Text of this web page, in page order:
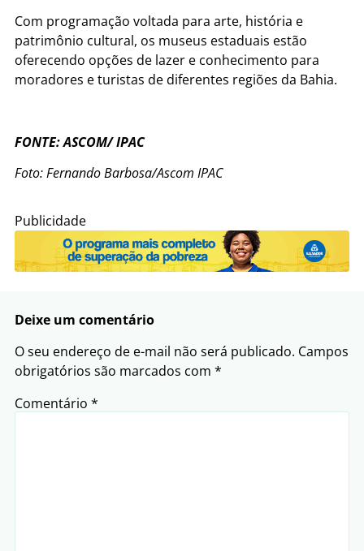
Com programação voltada para arte, história e
patrimônio cultural, os museus estaduais estão
oferecendo opções de lazer e conhecimento para
moradores e turistas de diferentes regiões da Bahia.
FONTE: ASCOM/ IPAC
Foto: Fernando Barbosa/Ascom IPAC
Publicidade
Deixe um comentário
O seu endereço de e-mail não será publicado. Campos
obrigatórios são marcados com *
Comentário *